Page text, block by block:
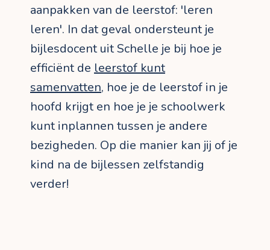
aanpakken van de leerstof: 'leren
leren'. In dat geval ondersteunt je
bijlesdocent uit Schelle je bij hoe je
efficiënt de leerstof kunt
samenvatten, hoe je de leerstof in je
hoofd krijgt en hoe je je schoolwerk
kunt inplannen tussen je andere
bezigheden. Op die manier kan jij of je
kind na de bijlessen zelfstandig
verder!